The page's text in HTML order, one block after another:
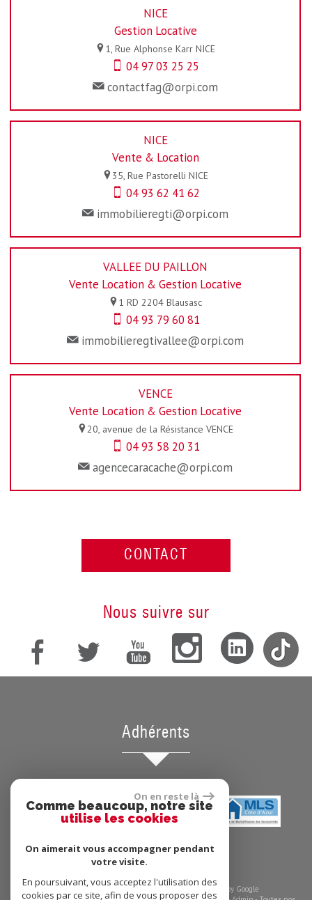
NICE
Gestion Locative
1, Rue Alphonse Karr NICE
04 97 03 25 25
contactfag@orpi.com
NICE
Vente & Location
35, Rue Pastorelli NICE
04 93 62 41 62
immobilieregti@orpi.com
VALLEE DU PAILLON
Vente Location & Gestion Locative
1 RD 2204 Blausasc
04 93 79 60 81
immobilieregtivallee@orpi.com
VENCE
Vente Location & Gestion Locative
20, avenue de la Résistance VENCE
04 93 58 20 31
agencecaracache@orpi.com
CONTACT
Nous suivre sur
Adhérents
© 2026 | Tous droits réservés | Traduction powered by Google
On en reste là
Comme beaucoup, notre site
utilise les cookies
On aimerait vous accompagner pendant
votre visite.
En poursuivant, vous acceptez l'utilisation des
cookies par ce site, afin de vous proposer des